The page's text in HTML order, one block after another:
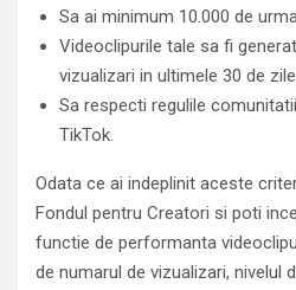
Sa ai minimum 10.000 de
Videoclipurile tale sa fi
vizualizari in ultimele 30 de
Sa respecti regulile
TikTok.
Odata ce ai indeplinit aceste
Fondul pentru Creatori si poti
functie de performanta
de numarul de vizualizari, nivelul